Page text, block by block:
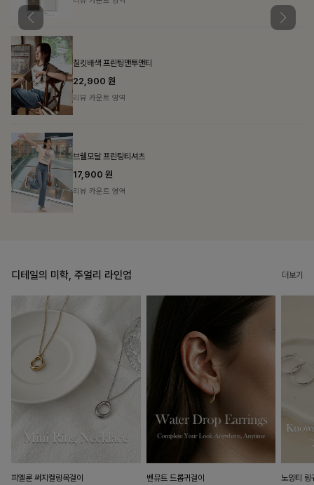
디테일의 미학, 주얼리 라인업 더보기
피엘룬 써지컬링목걸이 벤뮤트 드롭귀걸이 노잉티 링